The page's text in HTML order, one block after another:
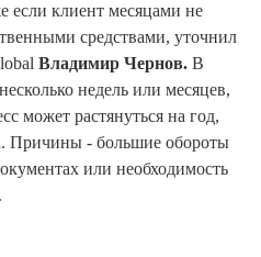
если клиент месяцами не
средствами, уточнил
Владимир Чернов. В
недель или месяцев,
может растянуться на год,
Причины - большие обороты
или необходимость